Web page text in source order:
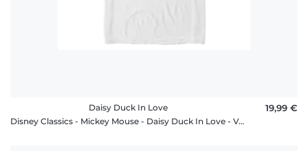
Daisy Duck In Love
Disney Classics - Mickey Mouse - Daisy Duck In Love - Valentine's Day - Homme T-shirt
19,99 €